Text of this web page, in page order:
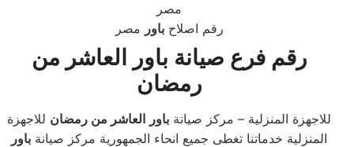
مصر
رقم اصلاحباور مصر
رقم فرع صيانة باور العاشر من
رمضان
للاجهزة المنزلية – مركز صيانة باور العاشر من رمضان للاجهزة
المنزلية خدماتنا تغطى جميع انحاء الجمهورية مركز صيانة باور